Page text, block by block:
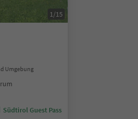
1/15
Umgebung
Südtirol Guest Pass